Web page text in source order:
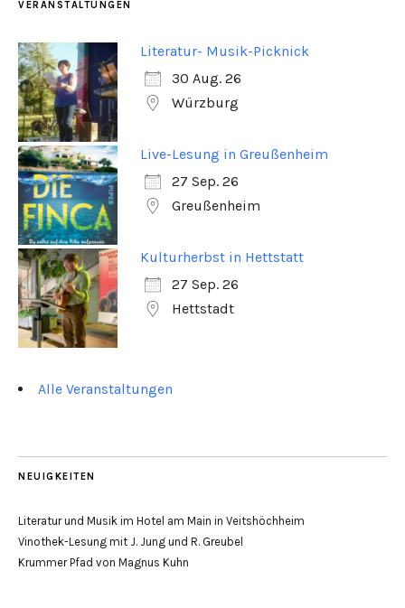
VERANSTALTUNGEN
Literatur- Musik-Picknick
30 Aug. 26
Würzburg
Live-Lesung in Greußenheim
27 Sep. 26
Greußenheim
Kulturherbst in Hettstatt
27 Sep. 26
Hettstadt
Alle Veranstaltungen
NEUIGKEITEN
Literatur und Musik im Hotel am Main in Veitshöchheim
Vinothek-Lesung mit J. Jung und R. Greubel
Krummer Pfad von Magnus Kuhn